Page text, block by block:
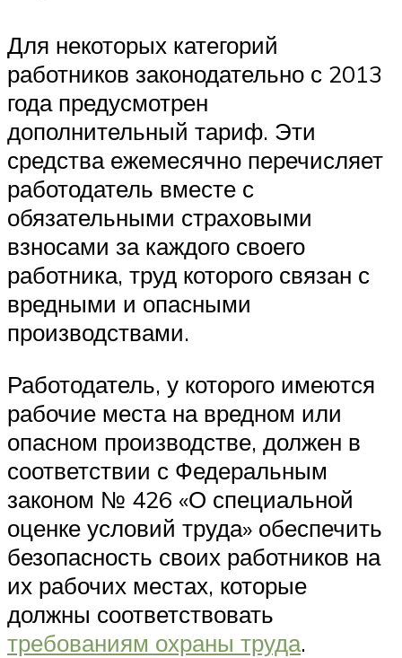
Для некоторых категорий
работников законодательно с 2013
года предусмотрен
дополнительный тариф. Эти
средства ежемесячно перечисляет
работодатель вместе с
обязательными страховыми
взносами за каждого своего
работника, труд которого связан с
вредными и опасными
производствами.
Работодатель, у которого имеются
рабочие места на вредном или
опасном производстве, должен в
соответствии с Федеральным
законом № 426 «О специальной
оценке условий труда» обеспечить
безопасность своих работников на
их рабочих местах, которые
должны соответствовать
требованиям охраны труда.